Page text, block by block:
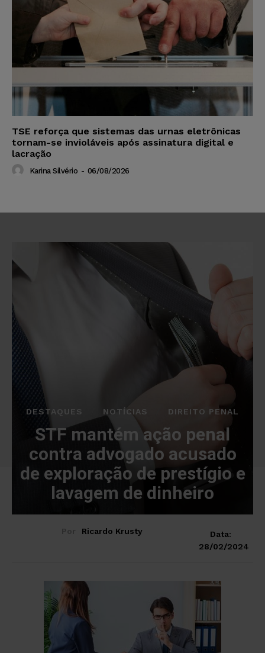
TSE reforça que sistemas das urnas eletrônicas
tornam-se invioláveis após assinatura digital e
lacração
Karina Silvério - 06/08/2026